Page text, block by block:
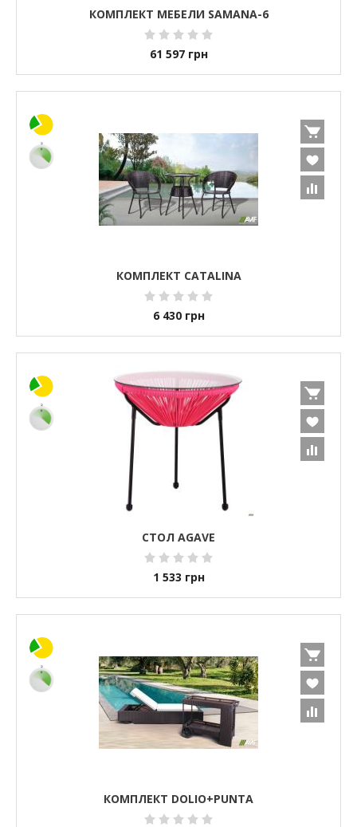
КОМПЛЕКТ МЕБЕЛИ SAMANA-6
61 597 грн
КОМПЛЕКТ CATALINA
6 430 грн
СТОЛ AGAVE
1 533 грн
КОМПЛЕКТ DOLIO+PUNTA